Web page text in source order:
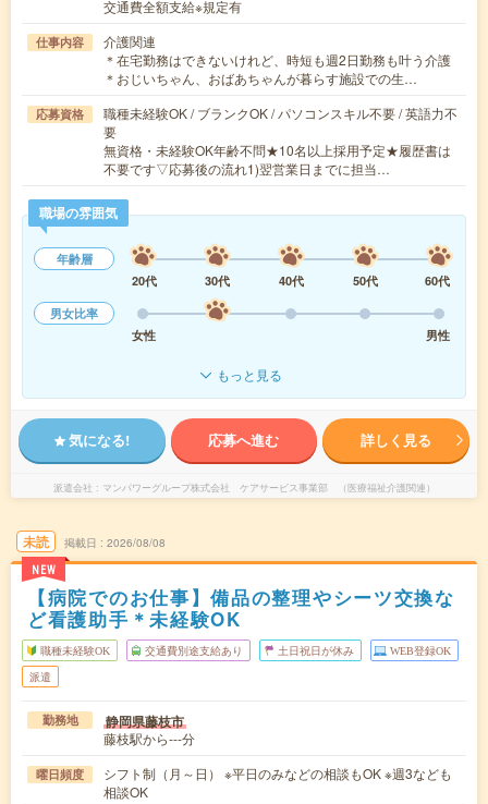
交通費全額支給※規定有
仕事内容
介護関連
＊在宅勤務はできないけれど、時短も週2日勤務も叶う介護
＊おじいちゃん、おばあちゃんが暮らす施設での生…
応募資格
職種未経験OK / ブランクOK / パソコンスキル不要 / 英語力不
要
無資格・未経験OK年齢不問★10名以上採用予定★履歴書は
不要です▽応募後の流れ1)翌営業日までに担当…
職場の雰囲気
年齢層
20代
30代 40代 50代
60代
男女比率
女性
男性
もっと見る
気になる! 応募へ進む 詳しく見る
派遣会社 マンパワーグループ株式会社 ケアサービス事業部 （医療福祉介護関連）
未読
NEW
掲載日 2026/08/08
【病院でのお仕事】備品の整理やシーツ交換な
ど看護助手＊未経験OK
職種未経験OK 交通費別途支給あり 土日祝日が休み WEB登録OK
派遣
勤務地 静岡県藤枝市
藤枝駅から---分
曜日頻度
シフト制（月～日） ※平日のみなどの相談もOK ※週3なども
相談OK